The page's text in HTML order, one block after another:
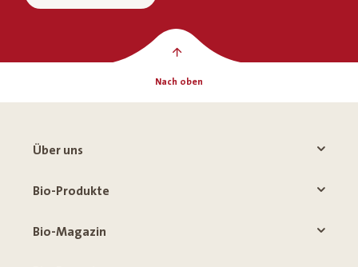
Nach oben
Über uns
Bio-Produkte
Bio-Magazin